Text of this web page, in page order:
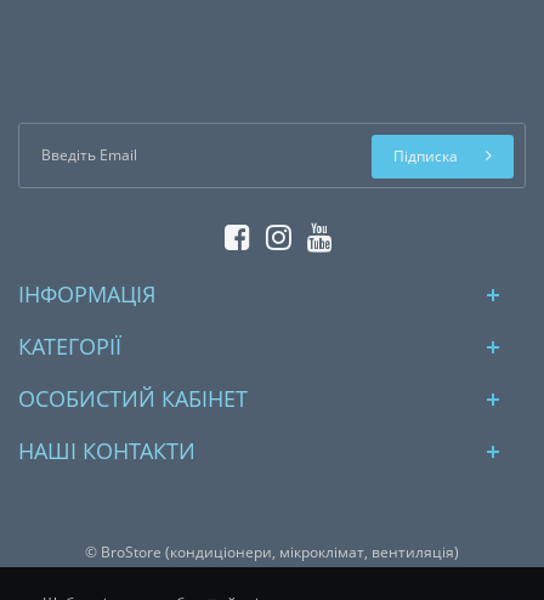
Підписка
ІНФОРМАЦІЯ
КАТЕГОРІЇ
ОСОБИСТИЙ КАБІНЕТ
НАШІ КОНТАКТИ
© BroStore (кондиціонери, мікроклімат, вентиляція)